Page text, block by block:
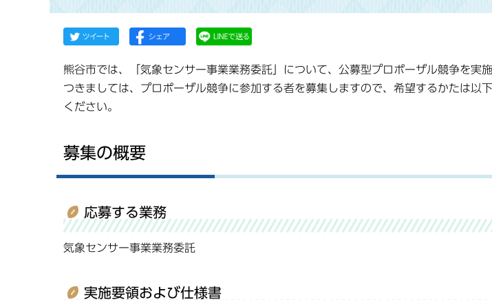
熊谷市では、「気象センサー事業業務委託」について、公募型プロポーザル競争を実施
つきましては、プロポーザル競争に参加する者を募集しますので、希望するかたは以
ください。
募集の概要
応募する業務
気象センサー事業業務委託
実施要領および仕様書